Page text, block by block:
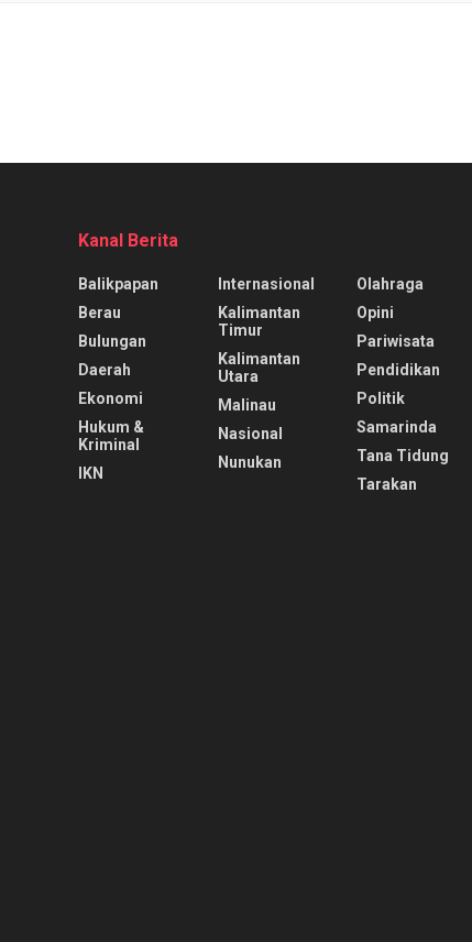
Kanal Berita
Balikpapan
Berau
Bulungan
Daerah
Ekonomi
Hukum &
Kriminal
IKN
Internasional
Kalimantan
Timur
Kalimantan
Utara
Malinau
Nasional
Nunukan
Olahraga
Opini
Pariwisata
Pendidikan
Politik
Samarinda
Tana Tidung
Tarakan